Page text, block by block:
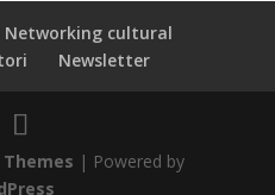
Networking cultural
Newsletter
| Powered by